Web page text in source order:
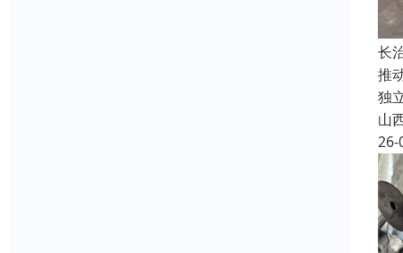
长
推
独
山
26-